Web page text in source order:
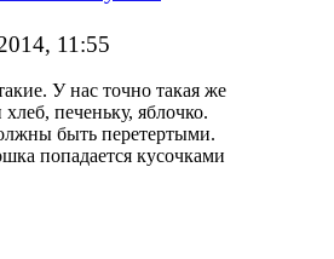
11:55
У нас точно такая же
печеньку, яблочко.
быть перетертыми.
попадается кусочками